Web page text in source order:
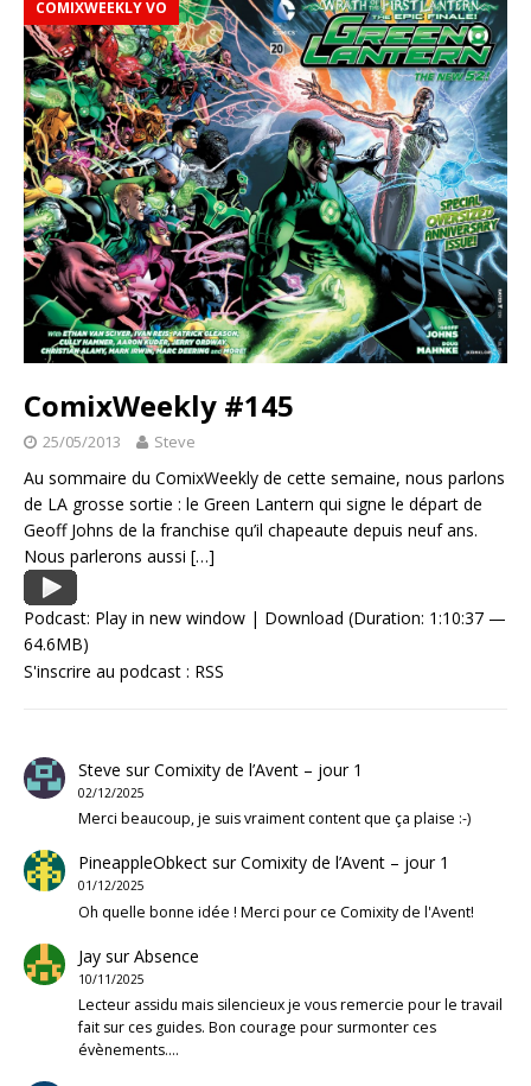
COMIXWEEKLY VO
ComixWeekly #145
25/05/2013 Steve
Au sommaire du ComixWeekly de cette semaine, nous parlons
de LA grosse sortie : le Green Lantern qui signe le départ de
Geoff Johns de la franchise qu’il chapeaute depuis neuf ans.
Nous parlerons aussi […]
Podcast: Play in new window | Download (Duration: 1:10:37 —
64.6MB)
S'inscrire au podcast : RSS
Steve surComixity de l’Avent – jour 1
02/12/2025
Merci beaucoup, je suis vraiment content que ça plaise :-)
PineappleObkectsurComixity de l’Avent – jour 1
01/12/2025
Oh quelle bonne idée ! Merci pour ce Comixity de l'Avent!
JaysurAbsence
10/11/2025
Lecteur assidu mais silencieux je vous remercie pour le travail
fait sur ces guides. Bon courage pour surmonter ces
évènements.…